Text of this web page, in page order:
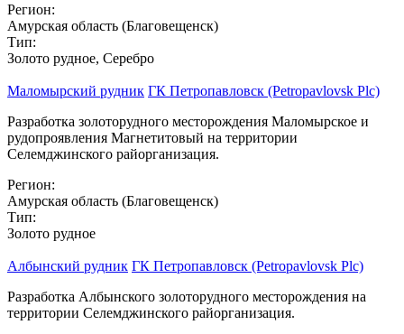
Регион:
Амурская область (Благовещенск)
Тип:
Золото рудное, Серебро
Маломырский рудник ГК Петропавловск (Petropavlovsk Plc)
Разработка золоторудного месторождения Маломырское и
рудопроявления Магнетитовый на территории
Селемджинского райорганизация.
Регион:
Амурская область (Благовещенск)
Тип:
Золото рудное
Албынский рудник ГК Петропавловск (Petropavlovsk Plc)
Разработка Албынского золоторудного месторождения на
территории Селемджинского райорганизация.